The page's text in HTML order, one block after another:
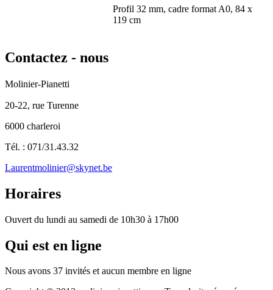
Profil 32 mm, cadre format A0, 84 x
119 cm
Contactez - nous
Molinier-Pianetti
20-22, rue Turenne
6000 charleroi
Tél. : 071/31.43.32
Laurentmolinier@skynet.be
Horaires
Ouvert du lundi au samedi de 10h30 à 17h00
Qui est en ligne
Nous avons 37 invités et aucun membre en ligne